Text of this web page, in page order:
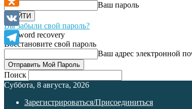
Ваш пароль
Вы забыли свой пароль?
Password recovery
Восстановите свой пароль
Ваш адрес электронной
Поиск
Суббота, 8 августа, 2026
Зарегистрироваться/Присоединиться
Odnoklassniki
VK